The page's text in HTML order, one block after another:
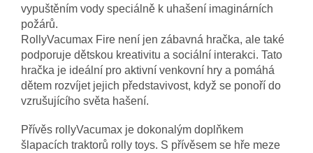
vypuštěním vody speciálně k uhašení imaginárních
požárů.
RollyVacumax Fire není jen zábavná hračka, ale také
podporuje dětskou kreativitu a sociální interakci. Tato
hračka je ideální pro aktivní venkovní hry a pomáhá
dětem rozvíjet jejich představivost, když se ponoří do
vzrušujícího světa hašení.
Přívěs rollyVacumax je dokonalým doplňkem
šlapacích traktorů rolly toys. S přívěsem se hře meze